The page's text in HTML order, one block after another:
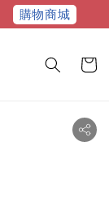
購物商城